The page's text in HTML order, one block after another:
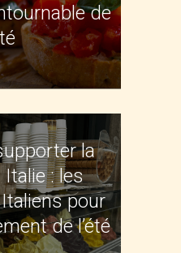
de
la
Italie : les
pour
de l’été